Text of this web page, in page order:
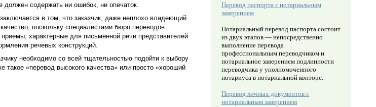
Перевод паспорта с нотариальным
заверением
Нотариальный перевод паспорта состоит
из двух этапов — непосредственно
выполнение перевода
профессиональным переводчиком и
нотариальное заверением подлинности
переводчика у уполномоченного
нотариуса в нотариальной конторе.
Перевод личных документов с
нотариальным заверением
должен содержать ни ошибок, ни опечаток.
в том, что заказчик, даже неплохо владеющий
поскольку специалистами бюро переводов
характерные для письменной речи представителей
речевых конструкций.
необходимо со всей тщательностью подойти к выбору
«перевод высокого качества» или просто «хороший